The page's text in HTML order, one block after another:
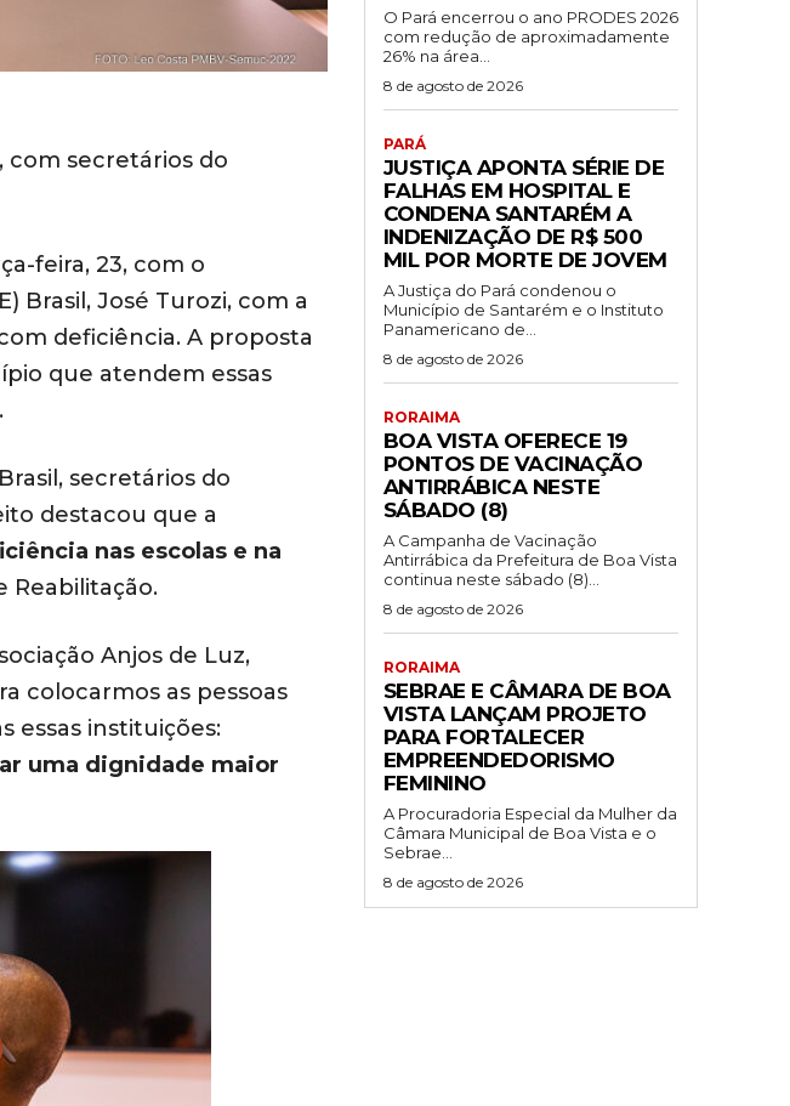
secretários do
feira, 23, com o
Brasil, José Turozi, com a
deficiência. A proposta
que atendem essas
secretários do
destacou que a
nas escolas e na
Reabilitação.
Anjos de Luz,
colocarmos as pessoas
essas instituições:
uma dignidade maior
O Pará encerrou o ano PRODES 2026
com redução de aproximadamente
26% na área...
8 de agosto de 2026
PARÁ
JUSTIÇA APONTA SÉRIE DE
FALHAS EM HOSPITAL E
CONDENA SANTARÉM A
INDENIZAÇÃO DE R$ 500
MIL POR MORTE DE JOVEM
A Justiça do Pará condenou o
Município de Santarém e o Instituto
Panamericano de...
8 de agosto de 2026
RORAIMA
BOA VISTA OFERECE 19
PONTOS DE VACINAÇÃO
ANTIRRÁBICA NESTE
SÁBADO (8)
A Campanha de Vacinação
Antirrábica da Prefeitura de Boa Vista
continua neste sábado (8)...
8 de agosto de 2026
RORAIMA
SEBRAE E CÂMARA DE BOA
VISTA LANÇAM PROJETO
PARA FORTALECER
EMPREENDEDORISMO
FEMININO
A Procuradoria Especial da Mulher da
Câmara Municipal de Boa Vista e o
Sebrae...
8 de agosto de 2026